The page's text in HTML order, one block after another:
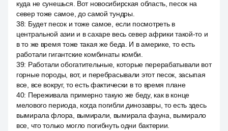
куда не сунешься. Вот новосибирская область, песок на
север тоже самое, до самой тундры.
38: Будет песок и тоже самое, если посмотреть в
центральной азии и в сахаре весь север африки такой-то и
в то же время тоже такая же беда. И в америке, то есть
работали гигантские комбинаты комби.
39: Работали обогатительные, которые перерабатывали вот
горные породы, вот, и перебрасывали этот песок, засыпая
все, все вокруг, то есть фактически в то время плане
40: Переживала примерно такую же беду, как в конце
мелового периода, когда погибли динозавры, то есть здесь
вымирала флора, вымирали, вымирала фауна, вымирало
все, что только могло погибнуть одни бактерии.